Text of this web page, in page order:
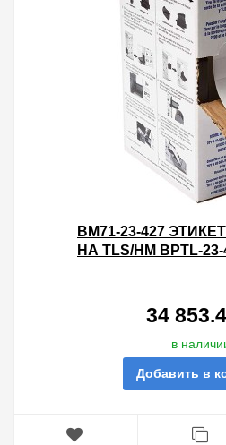
BM71-23-427
НА TLS/HM BPTL-23-
34
в
Добавить в